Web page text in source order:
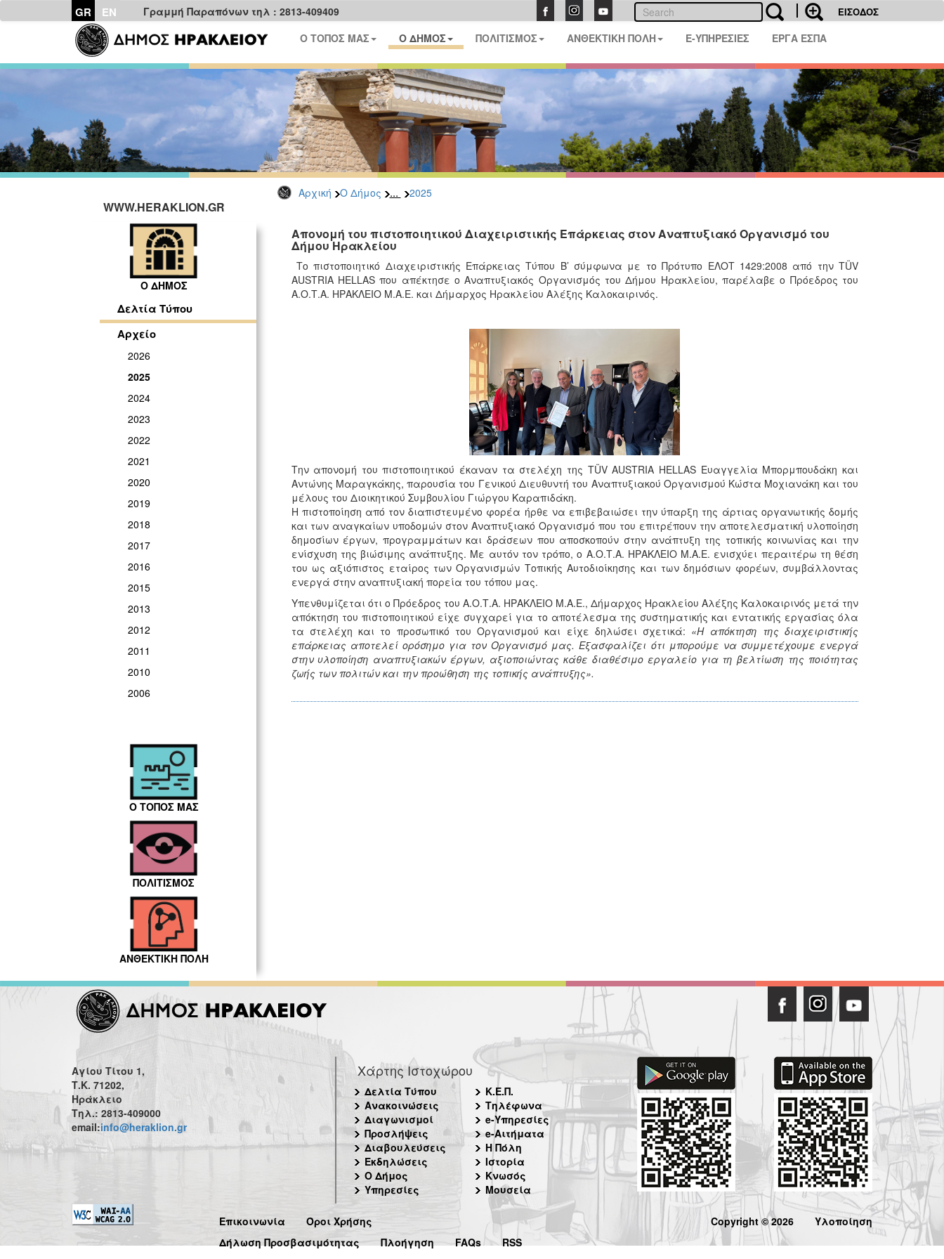
GR EN Γραμμή Παραπόνων τηλ : 2813-409409 ΕΙΣΟΔΟΣ
Ο ΤΟΠΟΣ ΜΑΣ Ο ΔΗΜΟΣ ΠΟΛΙΤΙΣΜΟΣ ΑΝΘΕΚΤΙΚΗ ΠΟΛΗ E-ΥΠΗΡΕΣΙΕΣ ΕΡΓΑ ΕΣΠΑ
Αρχική Ο Δήμος ... 2025
WWW.HERAKLION.GR
Ο ΔΗΜΟΣ
Δελτία Τύπου
Αρχείο
2026
2025
2024
2023
2022
2021
2020
2019
2018
2017
2016
2015
2013
2012
2011
2010
2006
Ο ΤΟΠΟΣ ΜΑΣ
ΠΟΛΙΤΙΣΜΟΣ
ΑΝΘΕΚΤΙΚΗ ΠΟΛΗ
Απονομή του πιστοποιητικού Διαχειριστικής Επάρκειας στον Αναπτυξιακό Οργανισμό του
Δήμου Ηρακλείου
Το πιστοποιητικό Διαχειριστικής Επάρκειας Τύπου Β’ σύμφωνα με το Πρότυπο ΕΛΟΤ 1429:2008 από την TÜV
AUSTRIA HELLAS που απέκτησε ο Αναπτυξιακός Οργανισμός του Δήμου Ηρακλείου, παρέλαβε ο Πρόεδρος του
Α.Ο.Τ.Α. ΗΡΑΚΛΕΙΟ Μ.Α.Ε. και Δήμαρχος Ηρακλείου Αλέξης Καλοκαιρινός.
Την απονομή του πιστοποιητικού έκαναν τα στελέχη της TÜV AUSTRIA HELLAS Ευαγγελία Μπορμπουδάκη και
Αντώνης Μαραγκάκης, παρουσία του Γενικού Διευθυντή του Αναπτυξιακού Οργανισμού Κώστα Μοχιανάκη και του
μέλους του Διοικητικού Συμβουλίου Γιώργου Καραπιδάκη.
Η πιστοποίηση από τον διαπιστευμένο φορέα ήρθε να επιβεβαιώσει την ύπαρξη της άρτιας οργανωτικής δομής
και των αναγκαίων υποδομών στον Αναπτυξιακό Οργανισμό που του επιτρέπουν την αποτελεσματική υλοποίηση
δημοσίων έργων, προγραμμάτων και δράσεων που αποσκοπούν στην ανάπτυξη της τοπικής κοινωνίας και την
ενίσχυση της βιώσιμης ανάπτυξης. Με αυτόν τον τρόπο, ο Α.Ο.Τ.Α. ΗΡΑΚΛΕΙΟ Μ.Α.Ε. ενισχύει περαιτέρω τη θέση
του ως αξιόπιστος εταίρος των Οργανισμών Τοπικής Αυτοδιοίκησης και των δημόσιων φορέων, συμβάλλοντας
ενεργά στην αναπτυξιακή πορεία του τόπου μας.
Υπενθυμίζεται ότι ο Πρόεδρος του Α.Ο.Τ.Α. ΗΡΑΚΛΕΙΟ Μ.Α.Ε., Δήμαρχος Ηρακλείου Αλέξης Καλοκαιρινός μετά την
απόκτηση του πιστοποιητικού είχε συγχαρεί για το αποτέλεσμα της συστηματικής και εντατικής εργασίας όλα
τα στελέχη και το προσωπικό του Οργανισμού και είχε δηλώσει σχετικά: «Η απόκτηση της διαχειριστικής
επάρκειας αποτελεί ορόσημο για τον Οργανισμό μας. Εξασφαλίζει ότι μπορούμε να συμμετέχουμε ενεργά
στην υλοποίηση αναπτυξιακών έργων, αξιοποιώντας κάθε διαθέσιμο εργαλείο για τη βελτίωση της ποιότητας
ζωής των πολιτών και την προώθηση της τοπικής ανάπτυξης».
Αγίου Τίτου 1,
Τ.Κ. 71202,
Ηράκλειο
Τηλ.: 2813-409000
email:info@heraklion.gr
Χάρτης Ιστοχώρου
Δελτία Τύπου
Ανακοινώσεις
Διαγωνισμοί
Προσλήψεις
Διαβουλεύσεις
Εκδηλώσεις
Ο Δήμος
Υπηρεσίες
Κ.Ε.Π.
Τηλέφωνα
e-Υπηρεσίες
e-Αιτήματα
Η Πόλη
Ιστορία
Κνωσός
Μουσεία
Επικοινωνία
Όροι Χρήσης
Δήλωση Προσβασιμότητας
Πλοήγηση FAQs RSS
Copyright © 2026 Υλοποίηση